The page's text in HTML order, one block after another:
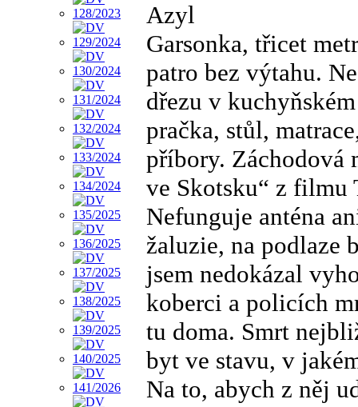
Azyl
Garsonka, třicet
patro bez výtahu.
dřezu v
pračka, stůl,
příbory. Záchodová
ve Skotsku“ z filmu
Nefunguje anténa
žaluzie, na podlaze
jsem nedokázal
koberci a policích
tu doma. Smrt
byt ve stavu, v
Na to, abych z něj